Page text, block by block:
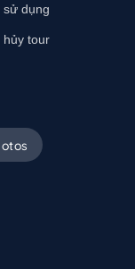
dụng
hủy tour